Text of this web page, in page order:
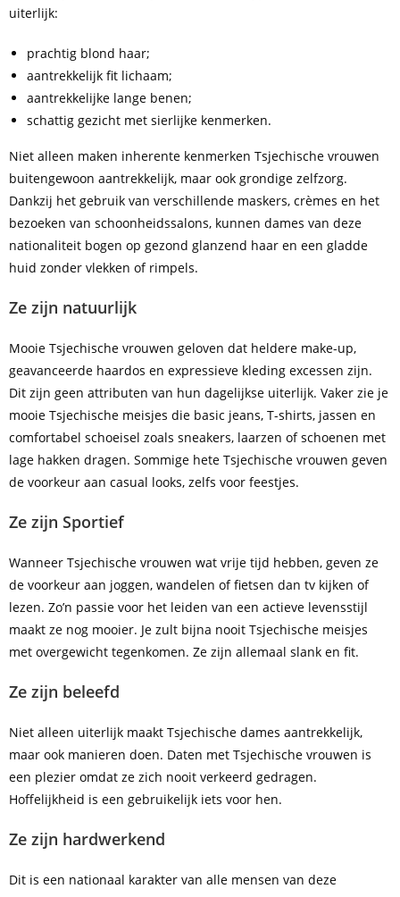
uiterlijk:
prachtig blond haar;
aantrekkelijk fit lichaam;
aantrekkelijke lange benen;
schattig gezicht met sierlijke kenmerken.
Niet alleen maken inherente kenmerken Tsjechische vrouwen
buitengewoon aantrekkelijk, maar ook grondige zelfzorg.
Dankzij het gebruik van verschillende maskers, crèmes en het
bezoeken van schoonheidssalons, kunnen dames van deze
nationaliteit bogen op gezond glanzend haar en een gladde
huid zonder vlekken of rimpels.
Ze zijn natuurlijk
Mooie Tsjechische vrouwen geloven dat heldere make-up,
geavanceerde haardos en expressieve kleding excessen zijn.
Dit zijn geen attributen van hun dagelijkse uiterlijk. Vaker zie je
mooie Tsjechische meisjes die basic jeans, T-shirts, jassen en
comfortabel schoeisel zoals sneakers, laarzen of schoenen met
lage hakken dragen. Sommige hete Tsjechische vrouwen geven
de voorkeur aan casual looks, zelfs voor feestjes.
Ze zijn Sportief
Wanneer Tsjechische vrouwen wat vrije tijd hebben, geven ze
de voorkeur aan joggen, wandelen of fietsen dan tv kijken of
lezen. Zo’n passie voor het leiden van een actieve levensstijl
maakt ze nog mooier. Je zult bijna nooit Tsjechische meisjes
met overgewicht tegenkomen. Ze zijn allemaal slank en fit.
Ze zijn beleefd
Niet alleen uiterlijk maakt Tsjechische dames aantrekkelijk,
maar ook manieren doen. Daten met Tsjechische vrouwen is
een plezier omdat ze zich nooit verkeerd gedragen.
Hoffelijkheid is een gebruikelijk iets voor hen.
Ze zijn hardwerkend
Dit is een nationaal karakter van alle mensen van deze